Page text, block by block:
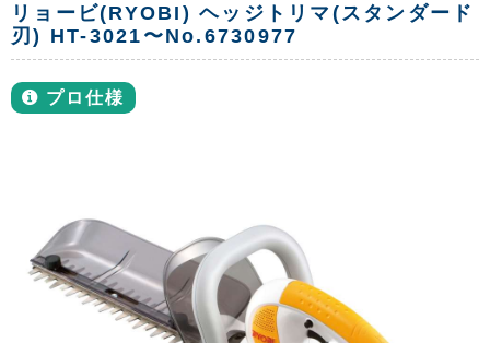
リョービ(RYOBI) ヘッジトリマ(スタンダード
刃) HT-3021〜No.6730977
プロ仕様